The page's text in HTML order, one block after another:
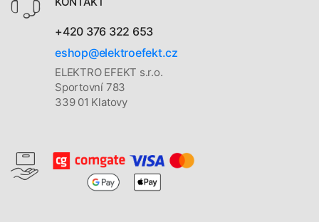
+420 376 322 653
eshop@elektroefekt.cz
ELEKTRO EFEKT s.r.o.
Sportovní 783
339 01 Klatovy